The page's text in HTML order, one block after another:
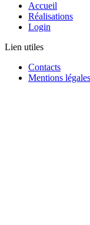
Accueil
Réalisations
Login
Lien utiles
Contacts
Mentions légales